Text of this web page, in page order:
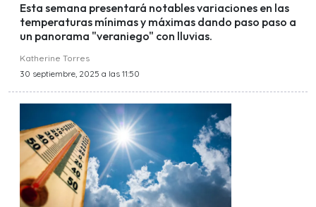
Esta semana presentará notables variaciones en las
temperaturas mínimas y máximas dando paso paso a
un panorama "veraniego" con lluvias.
Katherine Torres
30 septiembre, 2025 a las 11:50